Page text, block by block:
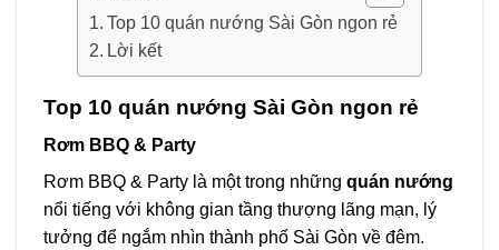
Top 10 quán nướng Sài Gòn ngon rẻ
Lời kết
Top 10 quán nướng Sài Gòn ngon rẻ
Rơm BBQ & Party
Rơm BBQ & Party là một trong những quán nướng
nổi tiếng với không gian tầng thượng lãng mạn, lý
tưởng để ngắm nhìn thành phố Sài Gòn về đêm.